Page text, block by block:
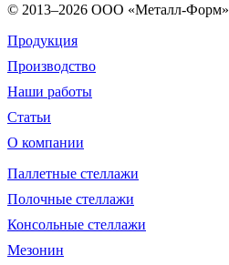
© 2013–2026 ООО «Металл-Форм»
Продукция
Производство
Наши работы
Статьи
О компании
Паллетные стеллажи
Полочные стеллажи
Консольные стеллажи
Мезонин